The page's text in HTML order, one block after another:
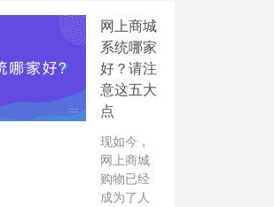
网上商城
系统哪家
好？请注
意这五大
点
现如今，
网上商城
购物已经
成为了人